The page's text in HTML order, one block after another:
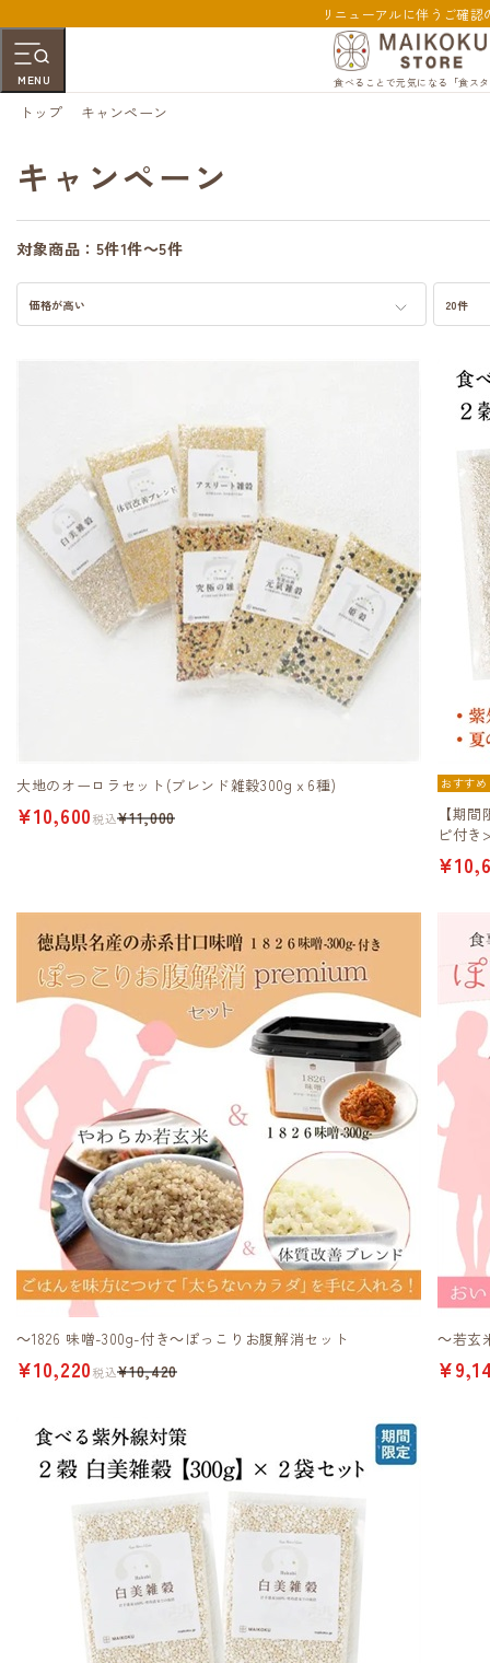
リニューアルに伴うご確認
MENU 食べることで元気になる「食ス
トップ キャンペーン
キャンペーン
対象商品： 5件1件～5件
価格が高い 20件
大地のオーロラセット(ブレンド雑穀300gｘ6種)
¥10,600税込¥11,000
おすすめ
【期
ピ付き
～1826 味噌-300g-付き～ぽっこりお腹解消セット
¥10,220税込¥10,420
～若玄